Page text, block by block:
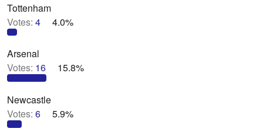
Tottenham
Votes: 4 4.0%
Arsenal
Votes: 16 15.8%
Newcastle
Votes: 6 5.9%